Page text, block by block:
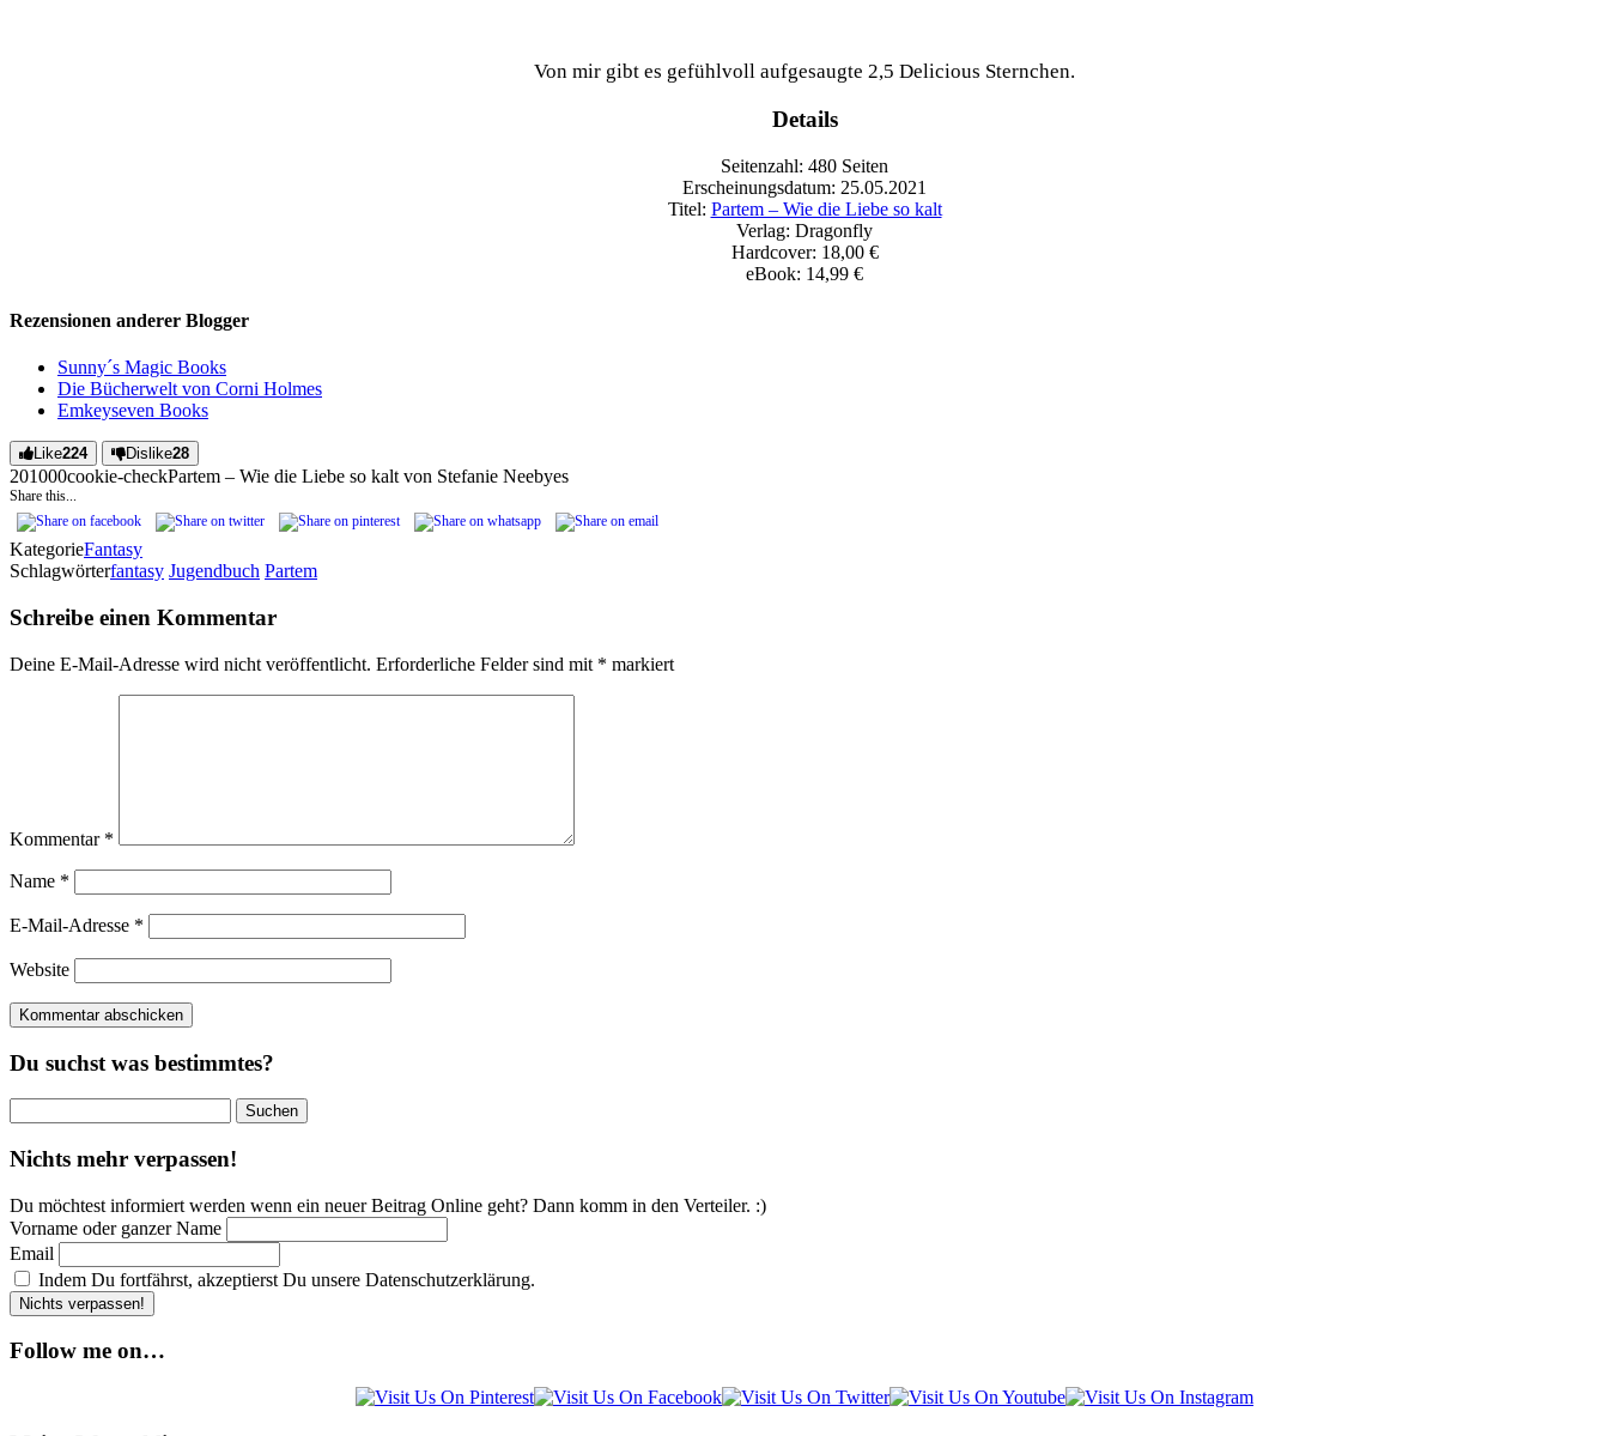
Von mir gibt es gefühlvoll aufgesaugte 2,5 Delicious Sternchen.
Details
Seitenzahl: 480 Seiten
Erscheinungsdatum: 25.05.2021
Titel: Partem – Wie die Liebe so kalt
Verlag: Dragonfly
Hardcover: 18,00 €
eBook: 14,99 €
Rezensionen anderer Blogger
Sunny´s Magic Books
Die Bücherwelt von Corni Holmes
Emkeyseven Books
Like224 Dislike28
201000cookie-checkPartem – Wie die Liebe so kalt von Stefanie Neebyes
Share this...
KategorieFantasy
Schlagwörterfantasy Jugendbuch Partem
Schreibe einen Kommentar
Deine E-Mail-Adresse wird nicht veröffentlicht. Erforderliche Felder sind mit * markiert
Kommentar *
Name *
E-Mail-Adresse *
Website
Du suchst was bestimmtes?
nach:
Nichts mehr verpassen!
Du möchtest informiert werden wenn ein neuer Beitrag Online geht? Dann komm in den Verteiler. :)
Vorname oder ganzer Name
Email
Indem Du fortfährst, akzeptierst Du unsere Datenschutzerklärung.
Follow me on…